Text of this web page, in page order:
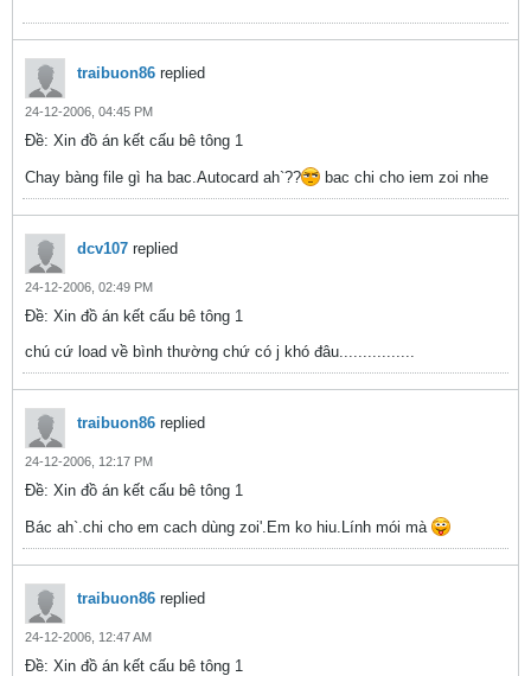
traibuon86 replied
24-12-2006, 04:45 PM
Ðề: Xin đồ án kết cấu bê tông 1
Chay bàng file gì ha bac.Autocard ah`?? bac chi cho iem zoi nhe
dcv107 replied
24-12-2006, 02:49 PM
Ðề: Xin đồ án kết cấu bê tông 1
chú cứ load về bình thường chứ có j khó đâu................
traibuon86 replied
24-12-2006, 12:17 PM
Ðề: Xin đồ án kết cấu bê tông 1
Bác ah`.chi cho em cach dùng zoi'.Em ko hiu.Lính mói mà
traibuon86 replied
24-12-2006, 12:47 AM
Ðề: Xin đồ án kết cấu bê tông 1